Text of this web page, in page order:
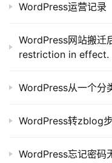
源
码
用
接
WordPress运营记录
WordPress网站搬
restriction in effect.
WordPress从一个分
WordPress转zblog
WordPress忘记密码